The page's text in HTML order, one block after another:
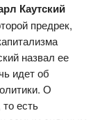
Каутский
предрек,
назвал ее
идет об
О
есть